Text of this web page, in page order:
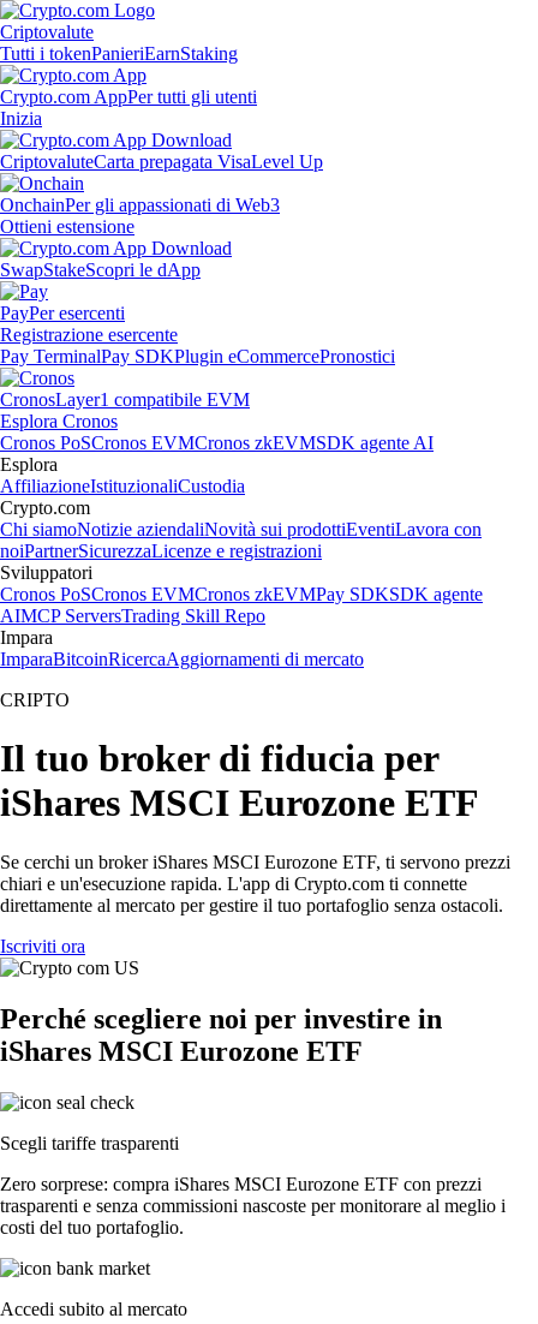
Criptovalute
Tutti i tokenPanieriEarnStaking
Crypto.com AppPer tutti gli utenti
Inizia
CriptovaluteCarta prepagata VisaLevel Up
OnchainPer gli appassionati di Web3
Ottieni estensione
SwapStakeScopri le dApp
PayPer esercenti
Registrazione esercente
Pay TerminalPay SDKPlugin eCommercePronostici
CronosLayer1 compatibile EVM
Esplora Cronos
Cronos PoSCronos EVMCronos zkEVMSDK agente AI
Esplora
AffiliazioneIstituzionaliCustodia
Crypto.com
Chi siamoNotizie aziendaliNovità sui prodottiEventiLavora con
noiPartnerSicurezzaLicenze e registrazioni
Sviluppatori
Cronos PoSCronos EVMCronos zkEVMPay SDKSDK agente
AIMCP ServersTrading Skill Repo
Impara
ImparaBitcoinRicercaAggiornamenti di mercato
CRIPTO
Il tuo broker di fiducia per
iShares MSCI Eurozone ETF
Se cerchi un broker iShares MSCI Eurozone ETF, ti servono prezzi
chiari e un'esecuzione rapida. L'app di Crypto.com ti connette
direttamente al mercato per gestire il tuo portafoglio senza ostacoli.
Iscriviti ora
Perché scegliere noi per investire in
iShares MSCI Eurozone ETF
Scegli tariffe trasparenti
Zero sorprese: compra iShares MSCI Eurozone ETF con prezzi
trasparenti e senza commissioni nascoste per monitorare al meglio i
costi del tuo portafoglio.
Accedi subito al mercato